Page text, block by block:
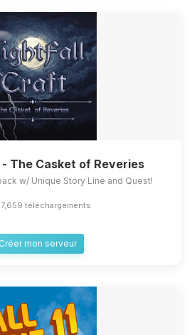
The Casket of Reveries
w/ Unique Story Line and Quest!
téléchargements
Créer mon serveur